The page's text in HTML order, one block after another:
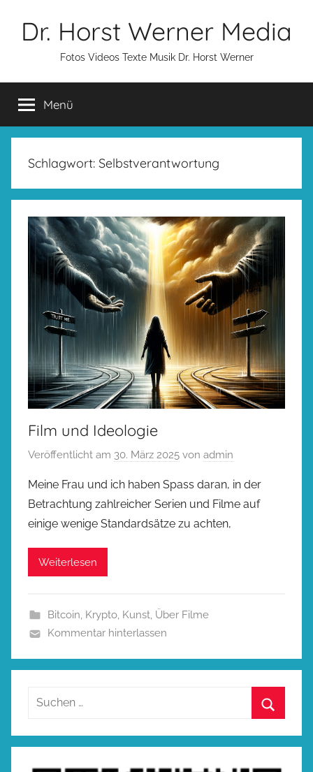
InhaltDr. Horst Werner Media
Fotos Videos Texte Musik Dr. Horst Werner
Menü
Schlagwort: Selbstverantwortung
Film und Ideologie
Veröffentlicht am 30. März 2025 von admin
Meine Frau und ich haben Spass daran, in der
Betrachtung zahlreicher Serien und Filme auf
einige wenige Standardsätze zu achten,
Weiterlesen
Bitcoin, Krypto, Kunst, Über Filme
Kommentar hinterlassen
Suchen